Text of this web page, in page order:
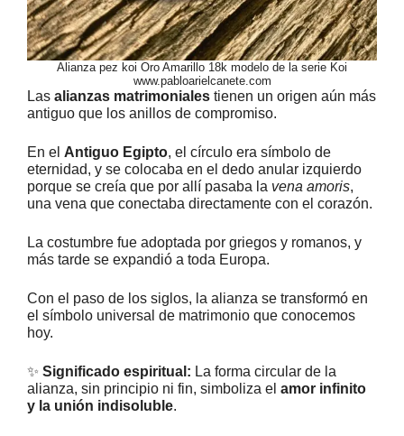
Alianza pez koi Oro Amarillo 18k modelo de la serie Koi
www.pabloarielcanete.com
Las alianzas matrimoniales tienen un origen aún más
antiguo que los anillos de compromiso.
En el Antiguo Egipto, el círculo era símbolo de
eternidad, y se colocaba en el dedo anular izquierdo
porque se creía que por allí pasaba la vena amoris,
una vena que conectaba directamente con el corazón.
La costumbre fue adoptada por griegos y romanos, y
más tarde se expandió a toda Europa.
Con el paso de los siglos, la alianza se transformó en
el símbolo universal de matrimonio que conocemos
hoy.
✨ Significado espiritual: La forma circular de la
alianza, sin principio ni fin, simboliza el amor infinito
y la unión indisoluble.